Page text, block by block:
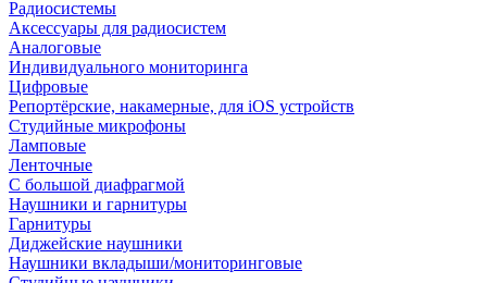
Радиосистемы
Аксессуары для радиосистем
Аналоговые
Индивидуального мониторинга
Цифровые
Репортёрские, накамерные, для iOS устройств
Студийные микрофоны
Ламповые
Ленточные
С большой диафрагмой
Наушники и гарнитуры
Гарнитуры
Диджейские наушники
Наушники вкладыши/мониторинговые